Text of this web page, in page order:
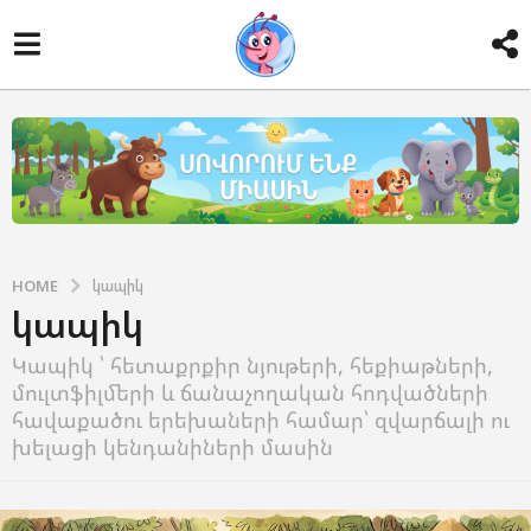
HOME կապիկ
կապիկ
Կապիկ ՝ հետաքրքիր նյութերի, հեքիաթների,
մուլտֆիլմերի և ճանաչողական հոդվածների
հավաքածու երեխաների համար՝ զվարճալի ու
խելացի կենդանիների մասին